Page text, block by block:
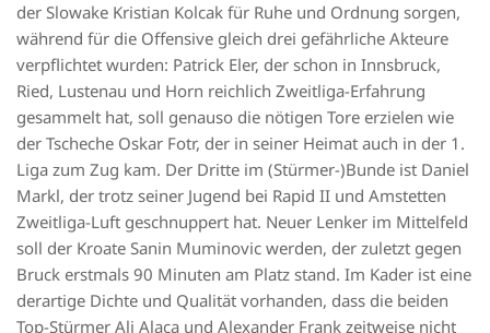
der Slowake Kristian Kolcak für Ruhe und Ordnung sorgen,
während für die Offensive gleich drei gefährliche Akteure
verpflichtet wurden: Patrick Eler, der schon in Innsbruck,
Ried, Lustenau und Horn reichlich Zweitliga-Erfahrung
gesammelt hat, soll genauso die nötigen Tore erzielen wie
der Tscheche Oskar Fotr, der in seiner Heimat auch in der 1.
Liga zum Zug kam. Der Dritte im (Stürmer-)Bunde ist Daniel
Markl, der trotz seiner Jugend bei Rapid II und Amstetten
Zweitliga-Luft geschnuppert hat. Neuer Lenker im Mittelfeld
soll der Kroate Sanin Muminovic werden, der zuletzt gegen
Bruck erstmals 90 Minuten am Platz stand. Im Kader ist eine
derartige Dichte und Qualität vorhanden, dass die beiden
Top-Stürmer Ali Alaca und Alexander Frank zeitweise nicht